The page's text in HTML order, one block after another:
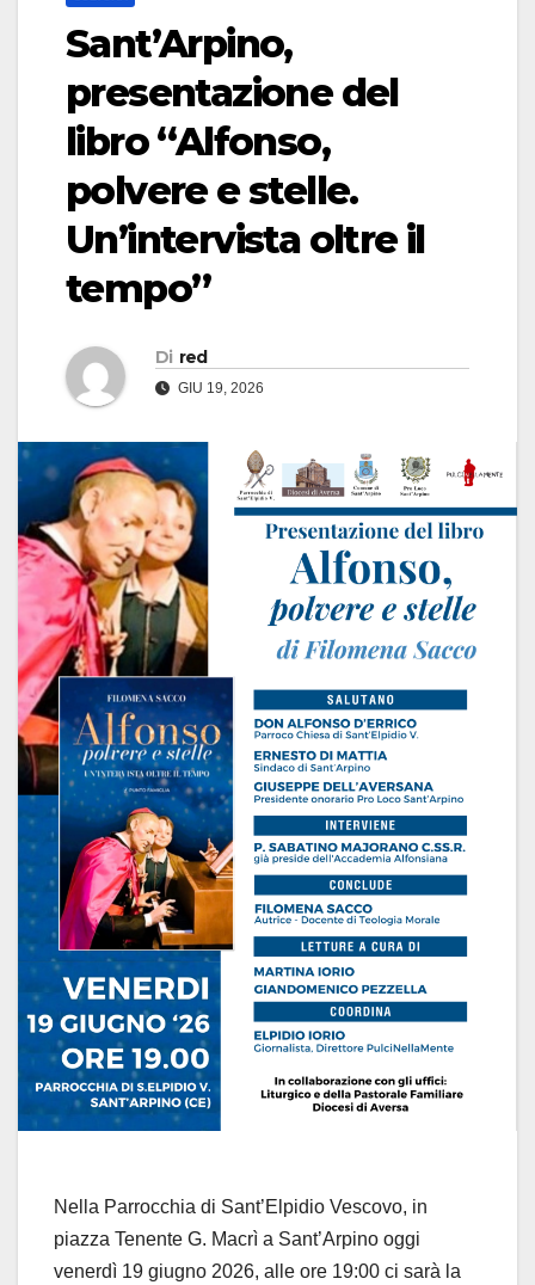
Sant’Arpino,
presentazione del
libro “Alfonso,
polvere e stelle.
Un’intervista oltre il
tempo”
Di red
GIU 19, 2026
Nella Parrocchia di Sant’Elpidio Vescovo, in
piazza Tenente G. Macrì a Sant’Arpino oggi
venerdì 19 giugno 2026, alle ore 19:00 ci sarà la